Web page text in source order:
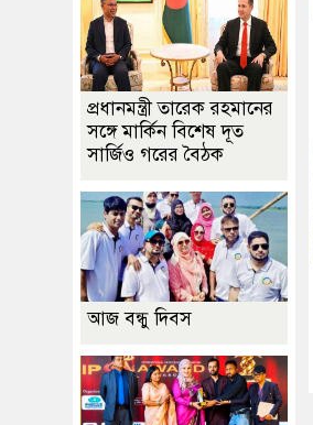
প্রধানমন্ত্রী তারেক রহমানের
সঙ্গে মার্কিন বিশেষ দূত
সার্জিও গরের বৈঠক
আজ বন্ধু দিবস